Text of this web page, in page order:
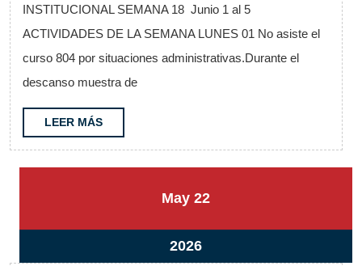
18
Junio
INSTITUCIONAL SEMANA 18 Junio 1 al 5
ACTIVIDADES DE LA SEMANA LUNES 01 No asiste el
curso 804 por situaciones administrativas.Durante el
descanso muestra de
LEER MÁSLEER
MÁS
May22
2026
22
202622